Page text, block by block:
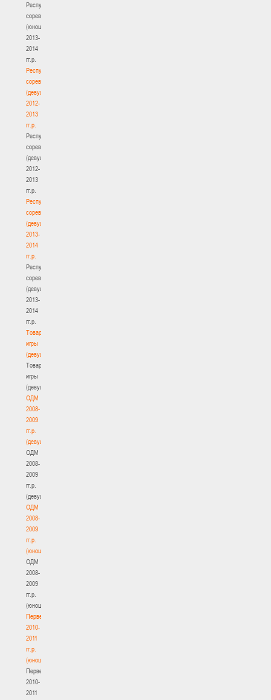
Республиканские
соревнования
(юноши)
2013-
2014
гг.р.
Республиканские
соревнования
(девушки)
2012-
2013
гг.р.
Республиканские
соревнования
(девушки)
2012-
2013
гг.р.
Республиканские
соревнования
(девушки)
2013-
2014
гг.р.
Республиканские
соревнования
(девушки)
2013-
2014
гг.р.
Товарищеские
игры
(девушки)
Товарищеские
игры
(девушки)
ОДМ
2008-
2009
гг.р.
(девушки)
ОДМ
2008-
2009
гг.р.
(девушки)
ОДМ
2008-
2009
гг.р.
(юноши)
ОДМ
2008-
2009
гг.р.
(юноши)
Первенство
2010-
2011
гг.р.
(юноши)
Первенство
2010-
2011